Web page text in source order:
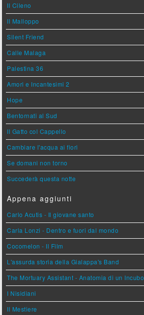
Il Cileno
Il Malloppo
Silent Friend
Calle Malaga
Palestina 36
Amori e Incantesimi 2
Hope
Bentornati al Sud
Il Gatto col Cappello
Cambiare l'acqua ai fiori
Se domani non torno
Succederà questa notte
Appena aggiunti
Carlo Acutis - Il giovane santo
Carla Lonzi - Dentro e fuori dal mondo
Cocomelon - Il Film
L'assurda storia della Gialappa's Band
The Mortuary Assistant - Anatomia di un Incubo
I Nisidiani
Il Mestiere